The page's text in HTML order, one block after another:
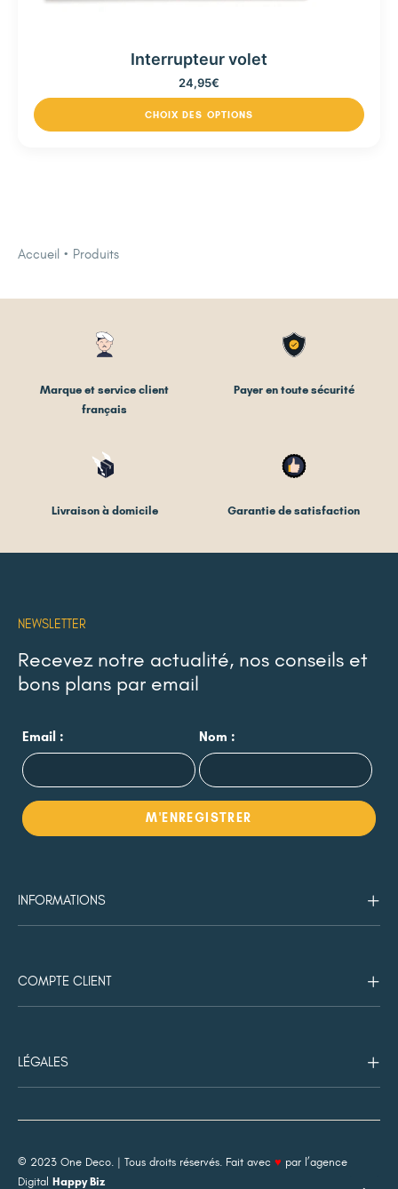
Interrupteur volet
24,95€
CHOIX DES OPTIONS
Accueil Produits
Marque et service client
français
Payer en toute sécurité
Livraison à domicile Garantie de satisfaction
NEWSLETTER
Recevez notre actualité, nos conseils et
bons plans par email
Email : Nom :
INFORMATIONS
COMPTE CLIENT
LÉGALES
© 2023 One Deco. | Tous droits réservés. Fait avec ♥️ par l’agence
Digital Happy Biz